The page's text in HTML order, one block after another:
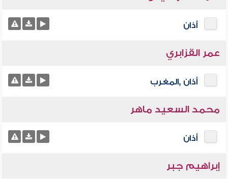
أذان
عمر القزابري
أذان ,المغرب
محمد السعيد ماهر
أذان
إبراهيم جبر